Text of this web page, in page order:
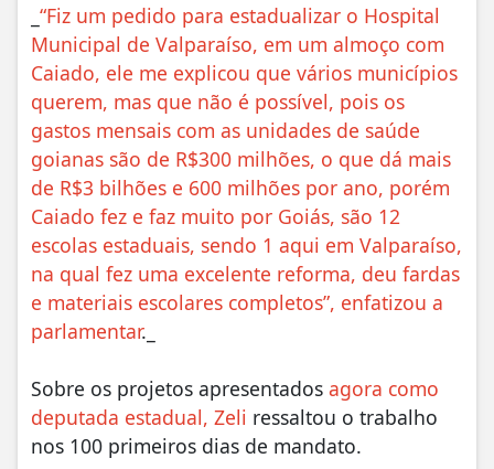
“Fiz um pedido para estadualizar o Hospital
Municipal de Valparaíso, em um almoço com
Caiado, ele me explicou que vários municípios
querem, mas que não é possível, pois os
gastos mensais com as unidades de saúde
goianas são de R$300 milhões, o que dá mais
de R$3 bilhões e 600 milhões por ano, porém
Caiado fez e faz muito por Goiás, são 12
escolas estaduais, sendo 1 aqui em Valparaíso,
na qual fez uma excelente reforma, deu fardas
e materiais escolares completos”, enfatizou a
parlamentar._
Sobre os projetos apresentados agora como
deputada estadual, Zeli ressaltou o trabalho
nos 100 primeiros dias de mandato.